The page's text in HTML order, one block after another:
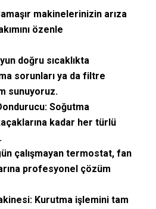
makinelerinizin arıza
özenle
doğru sıcaklıkta
sorunları ya da filtre
sunuyoruz.
Soğutma
kadar her türlü
çalışmayan termostat, fan
profesyonel çözüm
Kurutma işlemini tam